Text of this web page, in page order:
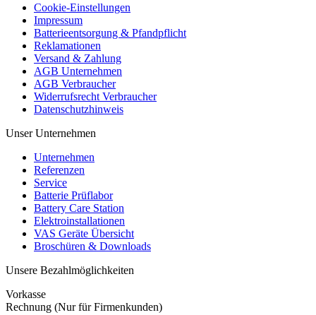
Cookie-Einstellungen
Impressum
Batterieentsorgung & Pfandpflicht
Reklamationen
Versand & Zahlung
AGB Unternehmen
AGB Verbraucher
Widerrufsrecht Verbraucher
Datenschutzhinweis
Unser Unternehmen
Unternehmen
Referenzen
Service
Batterie Prüflabor
Battery Care Station
Elektroinstallationen
VAS Geräte Übersicht
Broschüren & Downloads
Unsere Bezahlmöglichkeiten
Vorkasse
Rechnung (Nur für Firmenkunden)